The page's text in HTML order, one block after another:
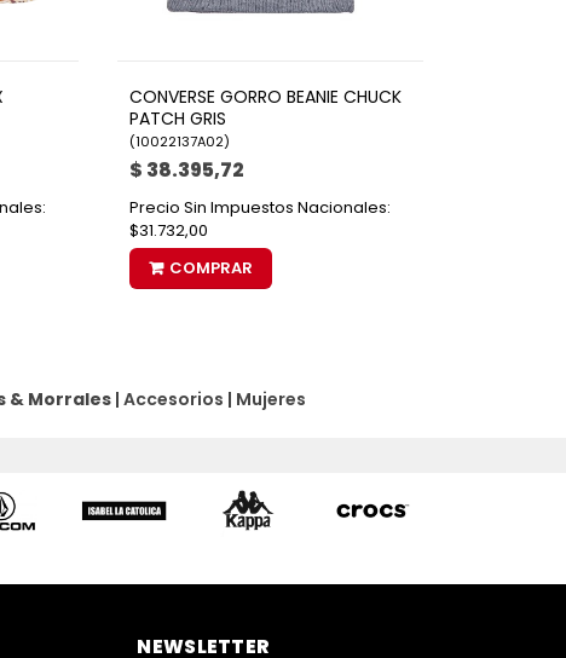
CONVERSE GORRO BEANIE CHUCK
PATCH GRIS
(10022137A02)
$ 38.395,72
Precio Sin Impuestos Nacionales:
$31.732,00
COMPRAR
& Morrales | Accesorios | Mujeres
NEWSLETTER